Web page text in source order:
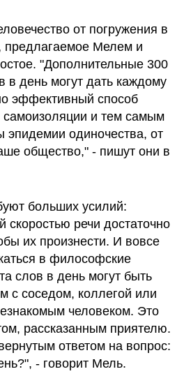
от погружения в
предлагаемое Мелем и
"Дополнительные 300
в день могут дать каждому
эффективный способ
самоизоляции и тем самым
эпидемии одиночества, от
общество," - пишут они в
больших усилий:
скоростью речи достаточно
их произнести. И вовсе
в философские
слов в день могут быть
с соседом, коллегой или
человеком. Это
рассказанным приятелю.
ответом на вопрос:
- говорит Мель.